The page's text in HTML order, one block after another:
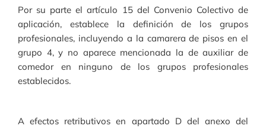
Por su parte el artículo 15 del Convenio Colectivo de
aplicación, establece la definición de los grupos
profesionales, incluyendo a la camarera de pisos en el
grupo 4, y no aparece mencionada la de auxiliar de
comedor en ninguno de los grupos profesionales
establecidos.
A efectos retributivos en apartado D del anexo del